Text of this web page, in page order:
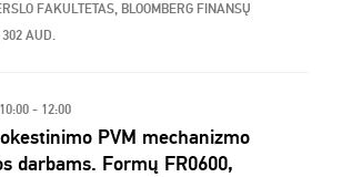
FAKULTETAS, BLOOMBERG FINANSŲ
AUD.
- 12:00
PVM mechanizmo
darbams. Formų FR0600,